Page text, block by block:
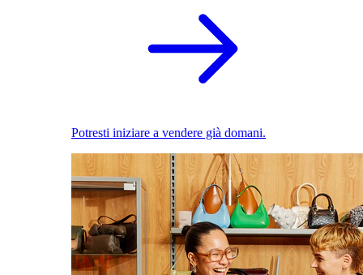
Potresti iniziare a vendere già domani.